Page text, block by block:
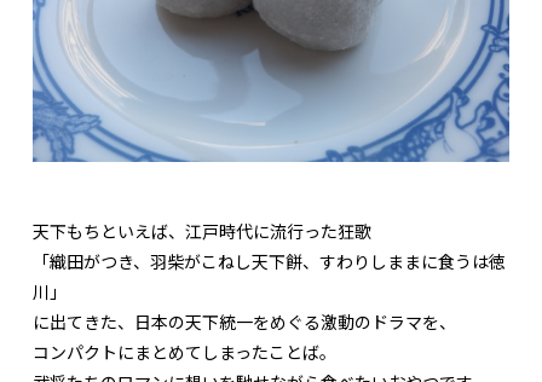
天下もちといえば、江戸時代に流行った狂歌
「織田がつき、羽柴がこねし天下餅、すわりしままに食うは徳
川」
に出てきた、日本の天下統一をめぐる激動のドラマを、
コンパクトにまとめてしまったことば。